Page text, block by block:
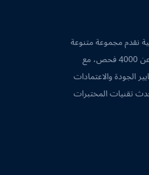
مجموعة متنوعة
من الفحوصات والتي تزيد عددها عن 4000 فحص، مع
الجودة والاعتمادات
تقنيات المختبرات